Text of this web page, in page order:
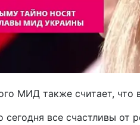
МИД также считает,
все счастливы от